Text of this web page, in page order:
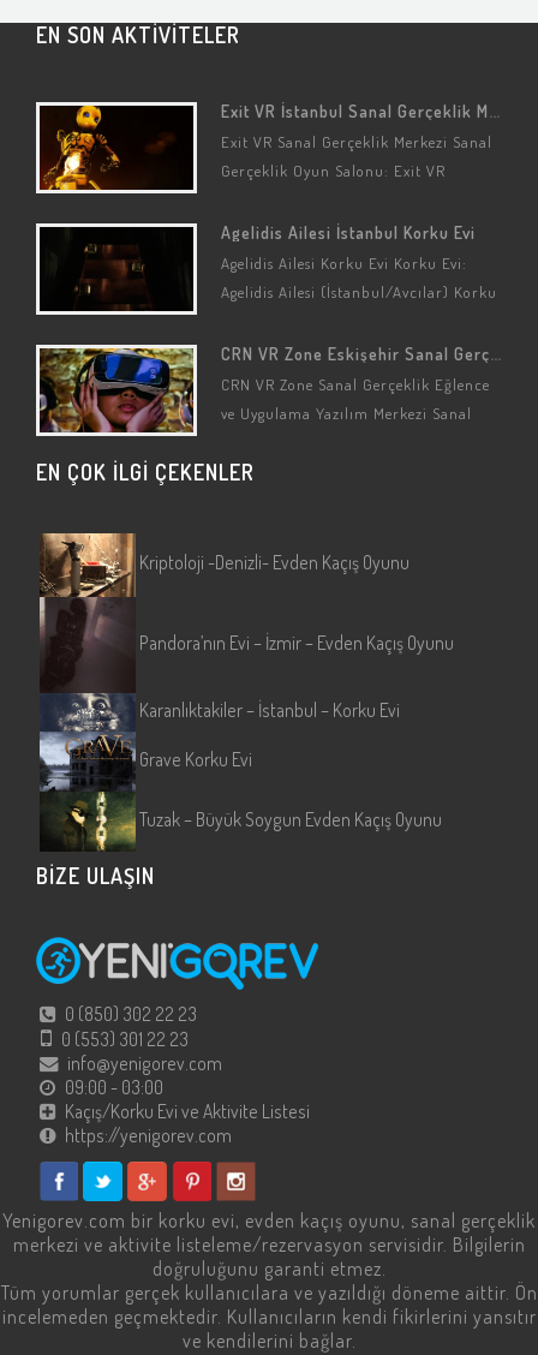
EN SON AKTİVİTELER
Exit VR İstanbul Sanal Gerçeklik Merkezi
Exit VR Sanal Gerçeklik Merkezi Sanal
Gerçeklik Oyun Salonu: Exit VR
Gerçeklik Seçenekleri: Kaçış Oyunları
(Özelleştirilmiş) Sanal Gerçeklik
Oyun…
Agelidis Ailesi İstanbul Korku Evi
Agelidis Ailesi Korku Evi Korku Evi:
Agelidis Ailesi (İstanbul/Avcılar) Korku
Hikayesi/Detayları Bu korku evinin
konusu gerçek bir…
CRN VR Zone Eskişehir Sanal Gerçeklik Merkezi
CRN VR Zone Sanal Gerçeklik Eğlence
ve Uygulama Yazılım Merkezi Sanal
(Eskişehir/Tepebaşı) Sanal Gerçeklik…
EN ÇOK İLGİ ÇEKENLER
Kriptoloji -Denizli- Evden Kaçış Oyunu
Pandora’nın Evi – İzmir – Evden Kaçış Oyunu
Karanlıktakiler – İstanbul – Korku Evi
Grave Korku Evi
Tuzak – Büyük Soygun Evden Kaçış Oyunu
BİZE ULAŞIN
0 (850) 302 22 23
0 (553) 301 22 23
info@yenigorev.com
09:00 - 03:00
Kaçış/Korku Evi ve Aktivite Listesi
https://yenigorev.com
Yenigorev.com bir korku evi, evden kaçış oyunu, sanal gerçeklik
merkezi ve aktivite listeleme/rezervasyon servisidir. Bilgilerin
doğruluğunu garanti etmez.
Tüm yorumlar gerçek kullanıcılara ve yazıldığı döneme aittir. Ön
incelemeden geçmektedir. Kullanıcıların kendi fikirlerini yansıtır
ve kendilerini bağlar.